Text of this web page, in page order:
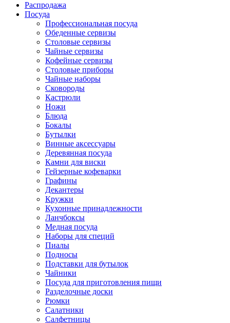
Распродажа
Посуда
Профессиональная посуда
Обеденные сервизы
Столовые сервизы
Чайные сервизы
Кофейные сервизы
Столовые приборы
Чайные наборы
Сковороды
Кастрюли
Ножи
Блюда
Бокалы
Бутылки
Винные аксессуары
Деревянная посуда
Камни для виски
Гейзерные кофеварки
Графины
Декантеры
Кружки
Кухонные принадлежности
Ланчбоксы
Медная посуда
Наборы для специй
Пиалы
Подносы
Подставки для бутылок
Чайники
Посуда для приготовления пищи
Разделочные доски
Рюмки
Салатники
Салфетницы